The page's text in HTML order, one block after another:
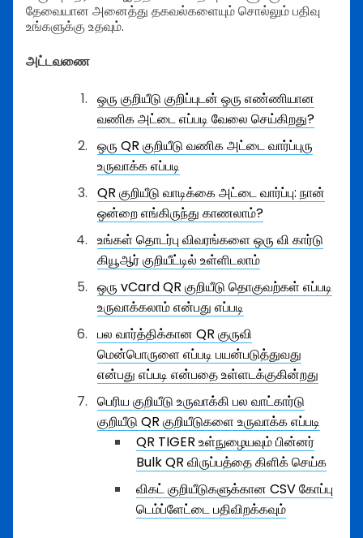
தேவையான அனைத்து தகவல்களையும் சொல்லும் பதிவு
உங்களுக்கு உதவும்.
அட்டவணை
ஒரு குறியீடு குறிப்புடன் ஒரு எண்ணியான
வணிக அட்டை எப்படி வேலை செய்கிறது?
ஒரு QR குறியீடு வணிக அட்டை வார்ப்புரு
உருவாக்க எப்படி
QR குறியீடு வாடிக்கை அட்டை வார்ப்பு: நான்
ஒன்றை எங்கிருந்து காணலாம்?
உங்கள் தொடர்பு விவரங்களை ஒரு வி கார்டு
கியூஆர் குறியீட்டில் உள்ளிடலாம்
ஒரு vCard QR குறியீடு தொகுவற்கள் எப்படி
உருவாக்கலாம் என்பது எப்படி
பல வார்த்திக்கான QR குருவி
மென்பொருளை எப்படி பயன்படுத்துவது
என்பது எப்படி என்பதை உள்ளடக்குகின்றது
பெரிய குறியீடு உருவாக்கி பல வாட்கார்டு
குறியீடு QR குறியீடுகளை உருவாக்க எப்படி
QR TIGER உள்நுழையவும் பின்னர்
Bulk QR விருப்பத்தை கிளிக் செய்க
விகட் குறியீடுகளுக்கான CSV கோப்பு
டெம்ப்ளேட்டை பதிவிறக்கவும்